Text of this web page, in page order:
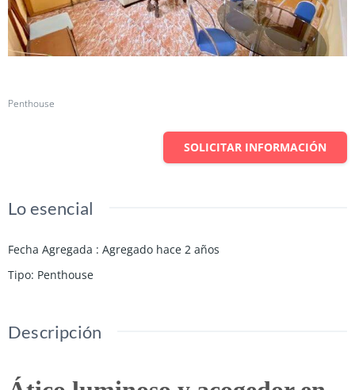
Penthouse
SOLICITAR INFORMACIÓN
Lo esencial
Fecha Agregada : Agregado hace 2 años
Tipo: Penthouse
Descripción